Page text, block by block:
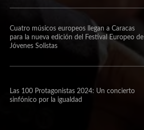
Cuatro músicos europeos llegan a Caracas
para la nueva edición del Festival Europeo de
Jóvenes Solistas
Las 100 Protagonistas 2024: Un concierto
sinfónico por la igualdad